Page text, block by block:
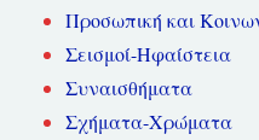
Προσωπική και
Σεισμοί-Ηφαίστεια
Συναισθήματα
Σχήματα-Χρώματα